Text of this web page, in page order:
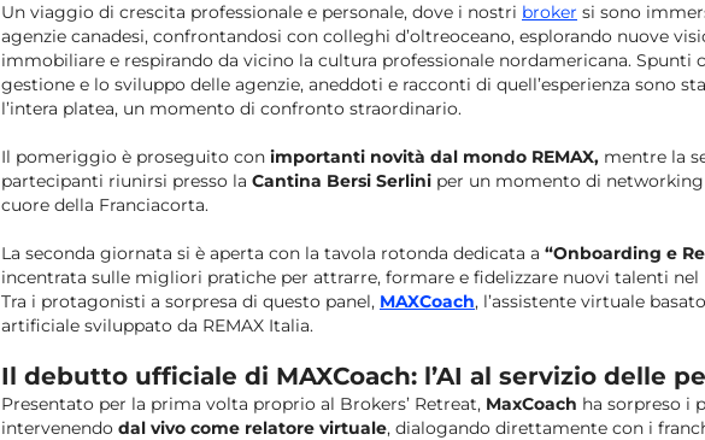
Un viaggio di crescita professionale e personale, dove i nostri broker si sono
agenzie canadesi, confrontandosi con colleghi d’oltreoceano, esplorando nuove
immobiliare e respirando da vicino la cultura professionale nordamericana. Spunti
gestione e lo sviluppo delle agenzie, aneddoti e racconti di quell’esperienza sono
l’intera platea, un momento di confronto straordinario.
Il pomeriggio è proseguito con importanti novità dal mondo REMAX, mentre la
partecipanti riunirsi presso la Cantina Bersi Serlini per un momento di
cuore della Franciacorta.
La seconda giornata si è aperta con la tavola rotonda dedicata a “Onboarding e
incentrata sulle migliori pratiche per attrarre, formare e fidelizzare nuovi talenti nel
Tra i protagonisti a sorpresa di questo panel, MAXCoach, l’assistente virtuale
artificiale sviluppato da REMAX Italia.
Il debutto ufficiale di MAXCoach: l’AI al servizio delle
Presentato per la prima volta proprio al Brokers’ Retreat, MaxCoach ha sorpreso i
intervenendo dal vivo come relatore virtuale, dialogando direttamente con i